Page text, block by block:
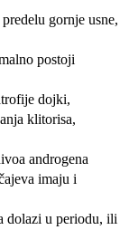
gornje usne,
postoji
dojki,
klitorisa,
androgena
imaju i
dolazi u periodu, ili